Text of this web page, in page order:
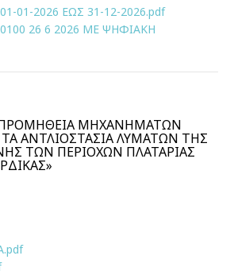
01-2026 ΕΩΣ 31-12-2026.pdf
26 6 2026 ΜΕ ΨΗΦΙΑΚΗ
ΜΗΧΑΝΗΜΑΤΩΝ
ΑΝΤΛΙΟΣΤΑΣΙΑ ΛΥΜΑΤΩΝ ΤΗΣ
ΤΩΝ ΠΕΡΙΟΧΩΝ ΠΛΑΤΑΡΙΑΣ